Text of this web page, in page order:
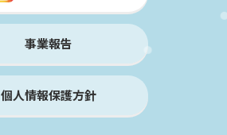
事業報告
個人情報保護方針